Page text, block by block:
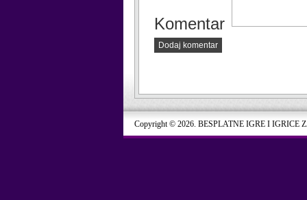
Komentar
Dodaj komentar
Copyright © 2026. BESPLATNE IGRE I IGRICE